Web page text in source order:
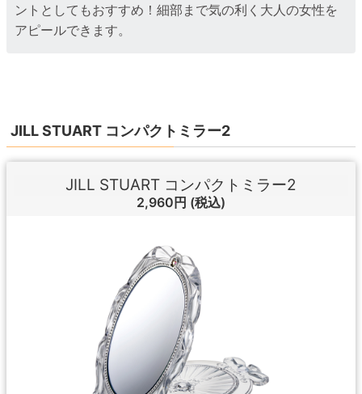
ントとしてもおすすめ！細部まで気の利く大人の女性を
アピールできます。
JILL STUART コンパクトミラー2
JILL STUART コンパクトミラー2
2,960円 (税込)